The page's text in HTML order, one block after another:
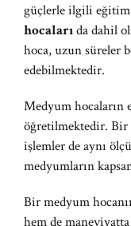
güçlerle ilgili eğitim
hocalarıda dahil
hoca, uzun süreler
edebilmektedir.
Medyum hocaların
öğretilmektedir. Bir
işlemler de aynı
medyumların
Bir medyum
hem de